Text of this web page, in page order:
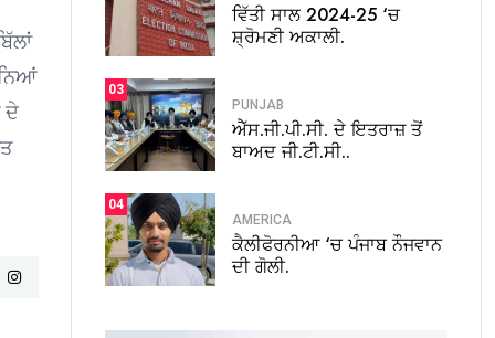
ਦੇ
ਵਿੱਤੀ ਸਾਲ 2024-25 ‘ਚ
ਸ਼੍ਰੋਮਣੀ ਅਕਾਲੀ.
03
PUNJAB
ਐੱਸ.ਜੀ.ਪੀ.ਸੀ. ਦੇ ਇਤਰਾਜ਼ ਤੋਂ
ਬਾਅਦ ਜੀ.ਟੀ.ਸੀ..
04
AMERICA
ਕੈਲੀਫੋਰਨੀਆ ‘ਚ ਪੰਜਾਬ ਨੌਜਵਾਨ
ਦੀ ਗੋਲੀ.